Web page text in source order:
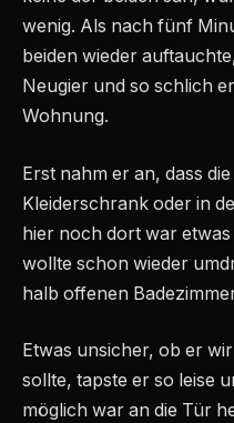
wenig. Als nach fünf
beiden wieder
Neugier und so schlich
Wohnung.
Erst nahm er an, dass
Kleiderschrank oder in
hier noch dort war
wollte schon wieder
halb offenen
Etwas unsicher, ob er
sollte, tapste er so leise
möglich war an die Tür